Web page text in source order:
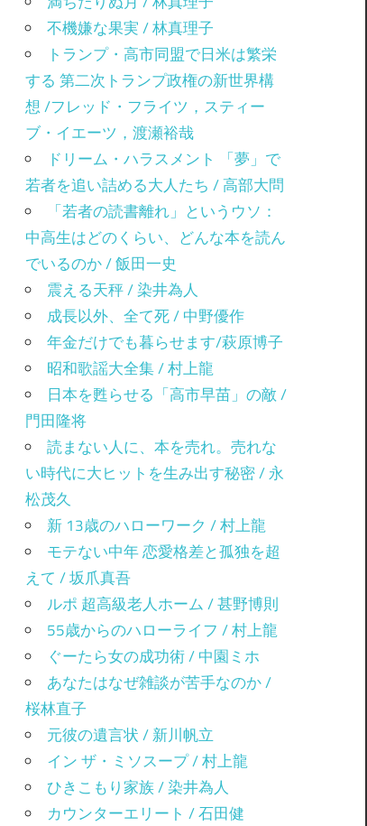
不機嫌な果実 / 林真理子
トランプ・高市同盟で日米は繁栄
する 第二次トランプ政権の新世界構
想 /フレッド・フライツ，スティー
ブ・イエーツ，渡瀬裕哉
ドリーム・ハラスメント 「夢」で
若者を追い詰める大人たち / 高部大問
「若者の読書離れ」というウソ：
中高生はどのくらい、どんな本を読ん
でいるのか / 飯田一史
震える天秤 / 染井為人
成長以外、全て死 / 中野優作
年金だけでも暮らせます/萩原博子
昭和歌謡大全集 / 村上龍
日本を甦らせる「高市早苗」の敵 /
門田隆将
読まない人に、本を売れ。売れな
い時代に大ヒットを生み出す秘密 / 永
松茂久
新 13歳のハローワーク / 村上龍
モテない中年 恋愛格差と孤独を超
えて / 坂爪真吾
ルポ 超高級老人ホーム / 甚野博則
55歳からのハローライフ / 村上龍
ぐーたら女の成功術 / 中園ミホ
あなたはなぜ雑談が苦手なのか /
桜林直子
元彼の遺言状 / 新川帆立
イン ザ・ミソスープ / 村上龍
ひきこもり家族 / 染井為人
カウンターエリート / 石田健